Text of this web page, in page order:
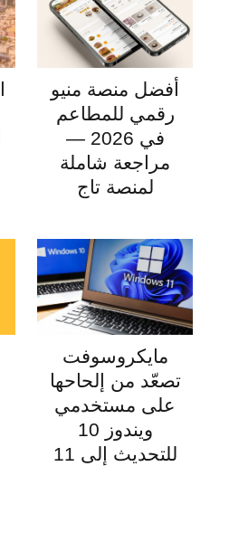
أفضل منصة منيو
رقمي للمطاعم
في 2026 —
مراجعة شاملة
لمنصة تاج
مايكروسوفت
تصعّد من إلحاحها
على مستخدمي
ويندوز 10
للتحديث إلى 11